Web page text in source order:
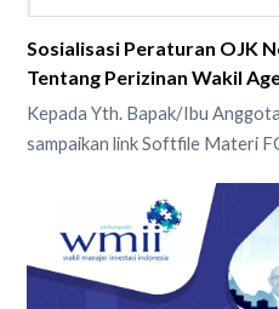
Sosialisasi Peraturan OJK
Tentang Perizinan Wakil
Kepada Yth. Bapak/Ibu
sampaikan link Softfile Materi